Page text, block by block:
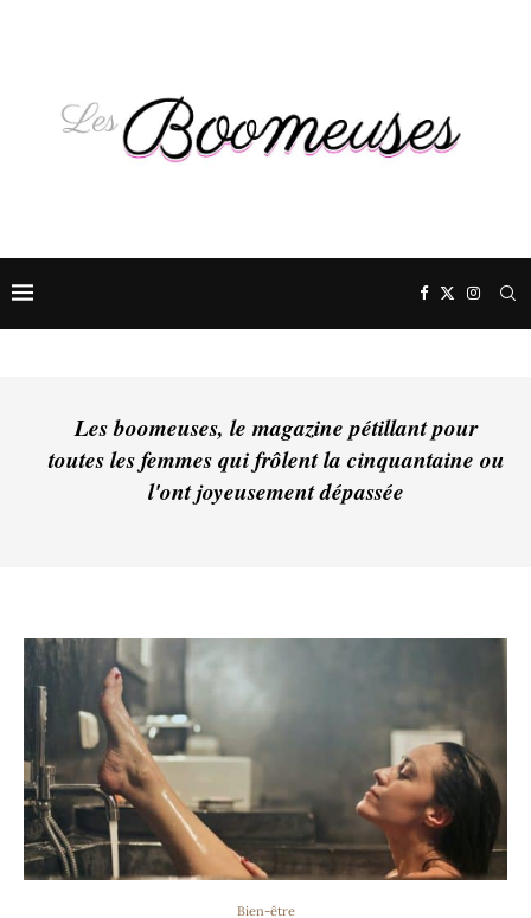
Les boomeuses, le magazine pétillant pour
toutes les femmes qui frôlent la cinquantaine ou
l'ont joyeusement dépassée
Bien-être